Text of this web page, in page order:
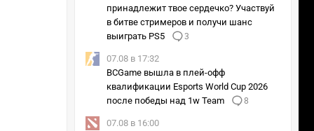
Раунд 5
принадлежит твое сердечко? Участвуй
в битве стримеров и получи шанс
выиграть PS5
3
07.08 в 17:32
BCGame вышла в плей-офф
квалификации Esports World Cup 2026
после победы над 1w Team
8
07.08 в 16:00